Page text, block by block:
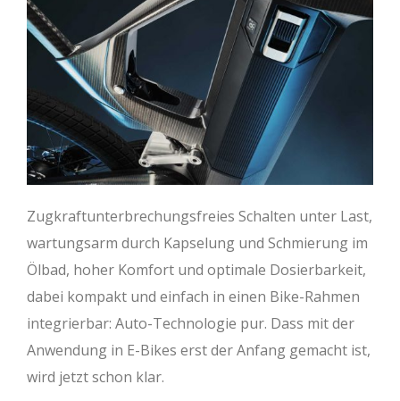
Zugkraftunterbrechungsfreies Schalten unter Last,
wartungsarm durch Kapselung und Schmierung im
Ölbad, hoher Komfort und optimale Dosierbarkeit,
dabei kompakt und einfach in einen Bike-Rahmen
integrierbar: Auto-Technologie pur. Dass mit der
Anwendung in E-Bikes erst der Anfang gemacht ist,
wird jetzt schon klar.